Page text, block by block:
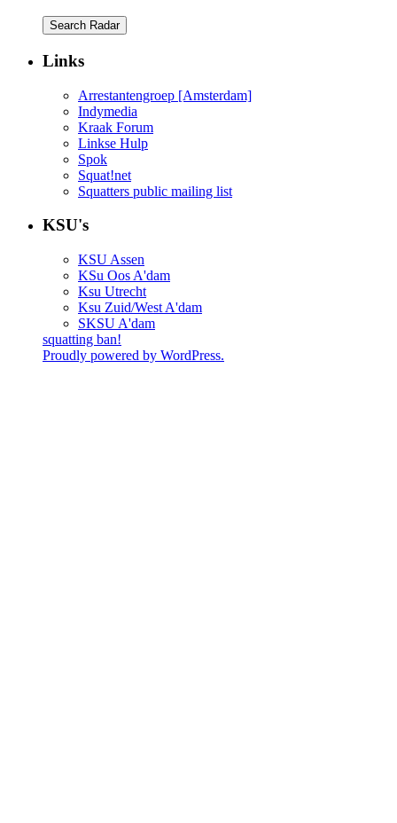
Links
Arrestantengroep [Amsterdam]
Indymedia
Kraak Forum
Linkse Hulp
Spok
Squat!net
Squatters public mailing list
KSU's
KSU Assen
KSu Oos A'dam
Ksu Utrecht
Ksu Zuid/West A'dam
SKSU A'dam
squatting ban!
Proudly powered by WordPress.